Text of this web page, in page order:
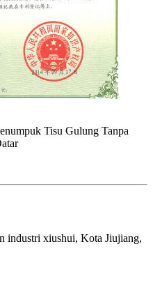
Tisu Gulung Tanpa
industri xiushui, Kota Jiujiang,